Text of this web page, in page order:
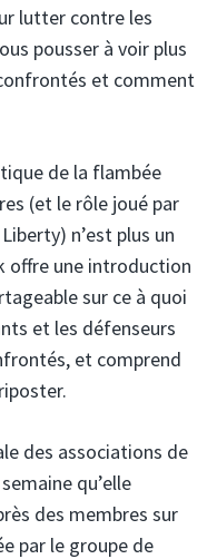
lutter contre les
pousser à voir plus
et comment
de la flambée
(et le rôle joué par
n’est plus un
offre une introduction
sur ce à quoi
et les défenseurs
et comprend
des associations de
qu’elle
des membres sur
par le groupe de